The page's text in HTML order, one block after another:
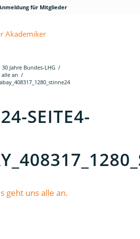
für Mitglieder
30 Jahre Bundes-LHG /
an /
SEITE4-